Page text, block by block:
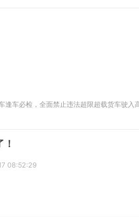
车必检，全面禁止违法超限超载货车驶入
08:52:29